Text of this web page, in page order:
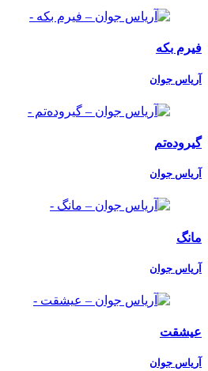
فیرم بکه
آریاس جوان
گیرودەتم
آریاس جوان
مانگ
آریاس جوان
عیشقت
آریاس جوان